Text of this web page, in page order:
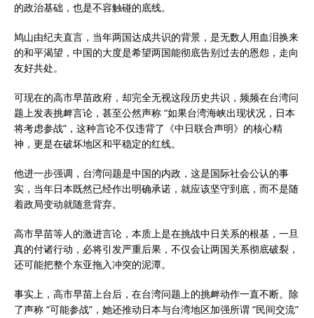
的政治基础，也是不容触碰的底线。
鸠山由纪夫直言，当年两国达成共识的背景，是无数人用血泪换来
的和平渴望，中国的大度是希望两国能彻底告别过去的恩怨，走向
友好共处。
可现在的高市早苗政府，却完全无视这段历史共识，频频在台湾问
题上发表挑衅言论，甚至公然声称 “如果台湾海峡出现状况，日本
将考虑参战”，这种言论不仅违背了《中日联合声明》的核心精
神，更是在破坏地区和平稳定的红线。
他进一步强调，台湾问题是中国的内政，这是国际社会公认的事
实，当年日本既然已经作出明确承诺，就应该坚守到底，而不是随
着政局变动就随意背弃。
高市早苗等人的激进言论，本质上是在挑战中日关系的根基，一旦
真的付诸行动，必将引发严重后果，不仅会让两国关系彻底破裂，
还可能把整个东亚拖入冲突的泥潭。
事实上，高市早苗上台后，在台湾问题上的挑衅动作一直不断。除
了声称 “可能参战”，她还推动日本与台湾地区加强所谓 “民间交流”